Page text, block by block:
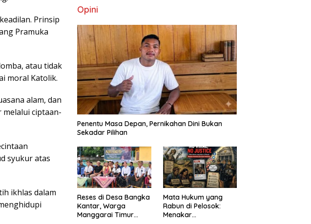
Prinsip
Pramuka
atau tidak
moral Katolik.
alam, dan
ciptaan-
syukur atas
ikhlas dalam
Opini
Penentu Masa Depan, Pernikahan Dini Bukan
Sekadar Pilihan
Reses di Desa Bangka
Kantar, Warga
Manggarai Timur
Mata Hukum yang
Rabun di Pelosok:
Menakar